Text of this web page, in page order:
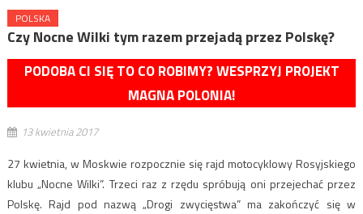
POLSKA
Czy Nocne Wilki tym razem przejadą przez Polskę?
PODOBA CI SIĘ TO CO ROBIMY? WESPRZYJ PROJEKT
MAGNA POLONIA!
13 kwietnia 2017
27 kwietnia, w Moskwie rozpocznie się rajd motocyklowy Rosyjskiego
klubu „Nocne Wilki”. Trzeci raz z rzędu spróbują oni przejechać przez
Polskę. Rajd pod nazwą „Drogi zwycięstwa” ma zakończyć się w